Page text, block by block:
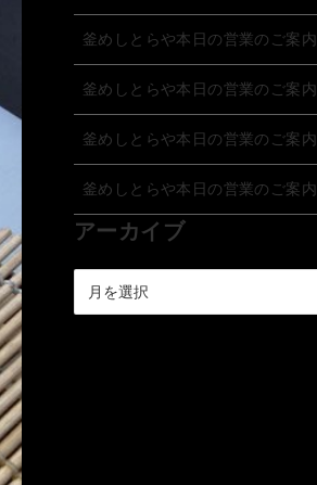
釜めしとらや本日の営業のご案内
釜めしとらや本日の営業のご案内
釜めしとらや本日の営業のご案内
釜めしとらや本日の営業のご案内
アーカイブ